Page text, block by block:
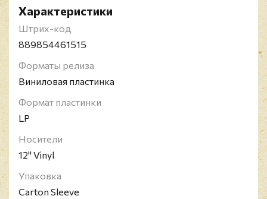
был удостоен премии Грэмми, особенно в период
своего звездного часа 1960-70 годов. Песня
"Black Magic Woman" того времени стала
чартов произошло в 1999 году с выходом в свет
альбома "Supernatural". Пластинка получила
Грэмми в номинации "лучший альбом года" и
содержала хиты "Maria Maria" и "Smooth". Всего
14 альбомов стали золотыми, 9 - платиновыми.
Характеристики
Штрих-код
889854461515
Форматы релиза
Виниловая пластинка
Формат пластинки
LP
Носители
12" Vinyl
Упаковка
Carton Sleeve